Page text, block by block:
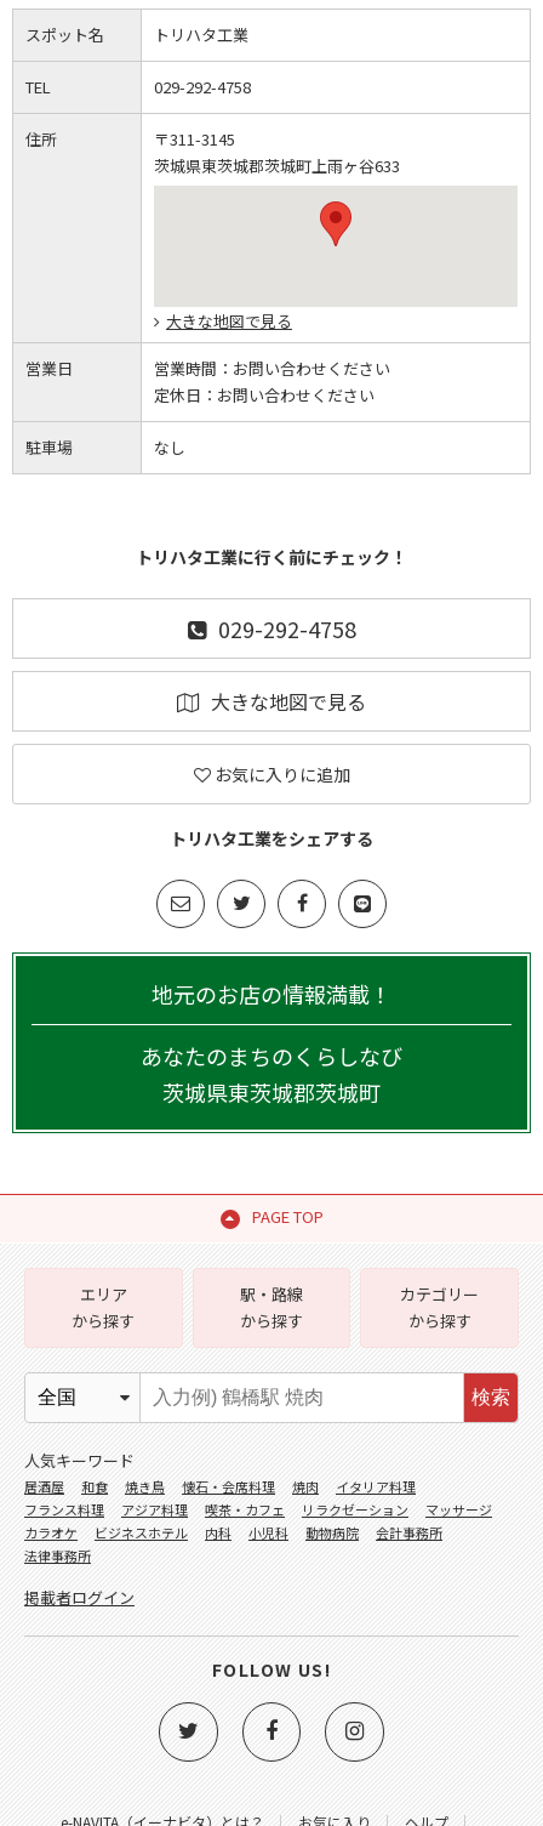
スポット名 トリハタ工業
TEL 029-292-4758
住所
〒311-3145
茨城県東茨城郡茨城町上雨ヶ谷633
大きな地図で見る
営業日 営業時間： お問い合わせください
定休日： お問い合わせください
駐車場 なし
トリハタ工業に行く前にチェック！
029-292-4758
大きな地図で見る
お気に入りに追加
トリハタ工業をシェアする
地元のお店の情報満載！
あなたのまちのくらしなび
茨城県東茨城郡茨城町
PAGE TOP
e-NAVITA（イーナビタ）とは？ お気に入り ヘルプ
エリア
から探す
駅・路線
から探す
カテゴリー
から探す
検索
人気キーワード
居酒屋 和食 焼き鳥 懐石・会席料理 焼肉
イタリア料理
フランス料理
アジア料理 喫茶・カフェ リラクゼーション
マッサージ
カラオケ
ビジネスホテル 内科 小児科 動物病院
会計事務所
法律事務所
掲載者ログイン
FOLLOW US!